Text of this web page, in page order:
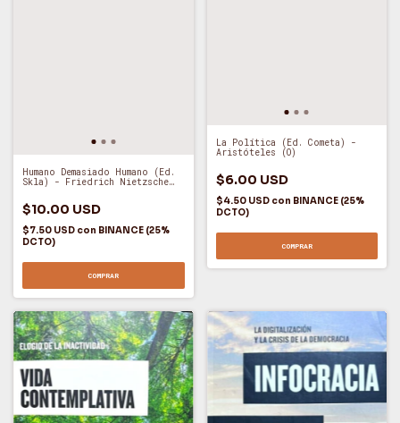
Humano Demasiado Humano (Ed.
Skla) - Friedrich Nietzsche
$10.00 USD
$7.50 USD con BINANCE (25%
DCTO)
COMPRAR
La Política (Ed. Cometa) -
Aristóteles (O)
$6.00 USD
$4.50 USD con BINANCE (25%
DCTO)
COMPRAR